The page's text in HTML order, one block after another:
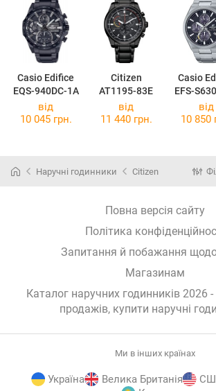
Casio Edifice
EQS-940DC-1A
Citizen
AT1195-83E
Casio
EFS-
від
10 045 грн.
від
11 440 грн.
від
10 850
Наручні годинники Citizen
Повна версія сайту
Політика
Запитання й побажання
Магазинам
Каталог наручних годинників 2026 -
продажів, купити наручні
Ми в інших країнах
Україна Велика Британія